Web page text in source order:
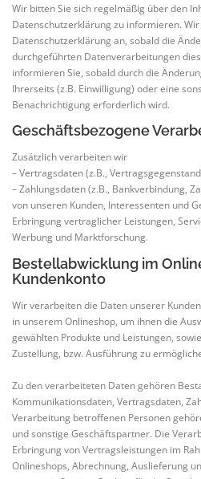
Wir bitten Sie sich regelmäßig über den
Datenschutzerklärung zu informieren. Wir
Datenschutzerklärung an, sobald die
durchgeführten Datenverarbeitungen
informieren Sie, sobald durch die
Ihrerseits (z.B. Einwilligung) oder eine
Benachrichtigung erforderlich wird.
Geschäftsbezogene
Zusätzlich verarbeiten wir
– Vertragsdaten (z.B.,
– Zahlungsdaten (z.B., Bankverbindung,
von unseren Kunden, Interessenten und
Erbringung vertraglicher Leistungen,
Werbung und Marktforschung.
Bestellabwicklung im
Kundenkonto
Wir verarbeiten die Daten unserer
in unserem Onlineshop, um ihnen die
gewählten Produkte und Leistungen,
Zustellung, bzw. Ausführung zu
Zu den verarbeiteten Daten gehören
Kommunikationsdaten, Vertragsdaten,
Verarbeitung betroffenen Personen
und sonstige Geschäftspartner. Die
Erbringung von Vertragsleistungen im
Onlineshops, Abrechnung, Auslieferung